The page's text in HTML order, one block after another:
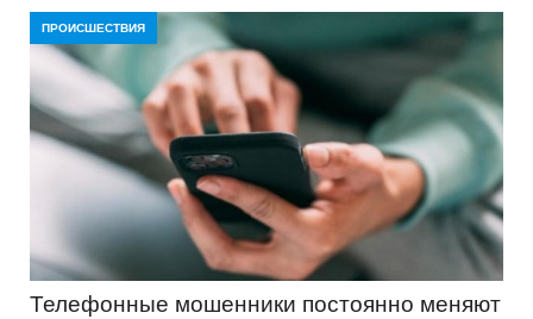
ПРОИСШЕСТВИЯ
Телефонные мошенники постоянно меняют